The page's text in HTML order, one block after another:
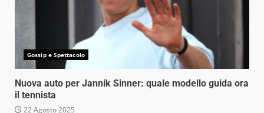
Gossip e Spettacolo
Nuova auto per Jannik Sinner: quale modello guida ora
il tennista
22 Agosto 2025